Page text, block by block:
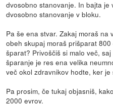
dvosobno stanovanje. In bajta
dvosobno stanovanje v bloku.
Pa še ena stvar. Zakaj moraš
obeh skupaj moraš prišparat
šparat? Privoščiš si malo več,
šparanje je res ena velika
več okol zdravnikov hodte, ker
Pa prosim, če tukaj objasniš,
2000 evrov.